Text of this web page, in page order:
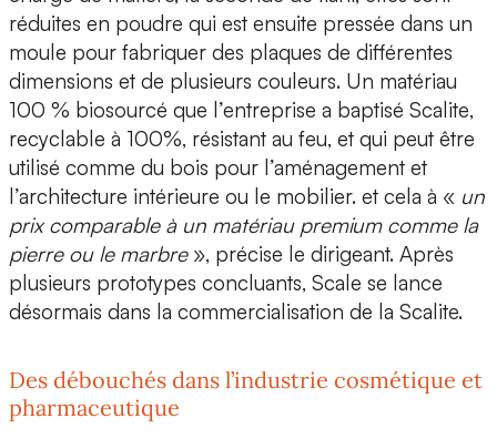
réduites en poudre qui est ensuite pressée dans un
moule pour fabriquer des plaques de différentes
dimensions et de plusieurs couleurs. Un matériau
100 % biosourcé que l’entreprise a baptisé Scalite,
recyclable à 100%, résistant au feu, et qui peut être
utilisé comme du bois pour l’aménagement et
l’architecture intérieure ou le mobilier. et cela à « un
prix comparable à un matériau premium comme la
pierre ou le marbre», précise le dirigeant. Après
plusieurs prototypes concluants, Scale se lance
désormais dans la commercialisation de la Scalite.
Des débouchés dans l’industrie cosmétique et
pharmaceutique